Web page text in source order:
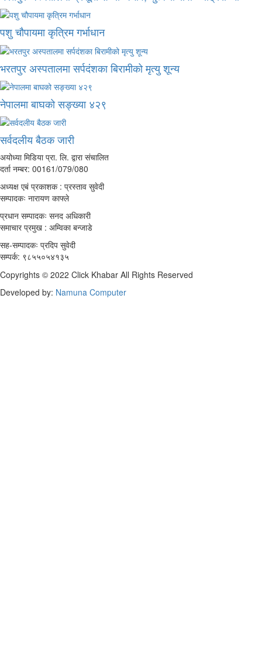
पशु चौपायमा कृत्रिम गर्भाधान
भरतपुर अस्पतालमा सर्पदंशका बिरामीको मृत्यु शून्य
नेपालमा बाघको सङ्ख्या ४२९
सर्वदलीय बैठक जारी
अयोध्या मिडिया प्रा. लि. द्वारा संचालित
दर्ता नम्बर: 00161/079/080
अध्यक्ष एबं प्रकाशक : प्रस्ताव सुवेदी
सम्पादकः नारायण काफ्ले
प्रधान सम्पादकः सनद अधिकारी
समाचार प्रमुख : अम्विका बन्जाडे
सह-सम्पादकः प्रदिप सुवेदी
सम्पर्क: ९८५५०५४१३५
Copyrights © 2022 Click Khabar All Rights Reserved
Developed by: Namuna Computer